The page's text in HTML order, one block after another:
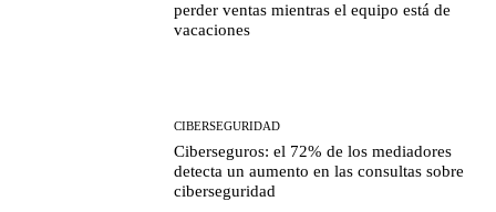
perder ventas mientras el equipo está de
vacaciones
CIBERSEGURIDAD
Ciberseguros: el 72% de los mediadores
detecta un aumento en las consultas sobre
ciberseguridad